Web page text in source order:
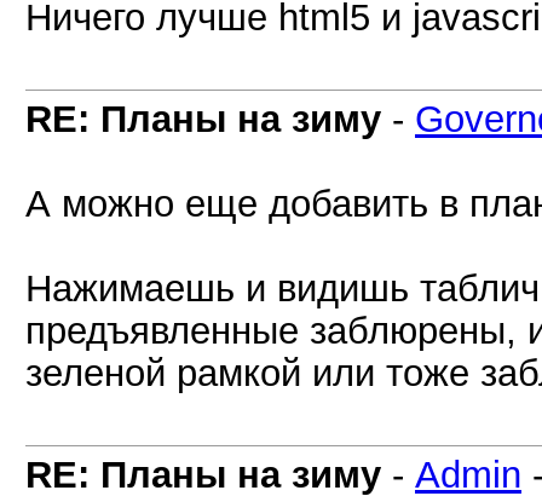
Ничего лучше html5 и
RE: Планы на зиму -
А можно еще добавить в
Нажимаешь и видишь
предъявленные заблюрены,
зеленой рамкой или тоже
RE: Планы на зиму - Admin